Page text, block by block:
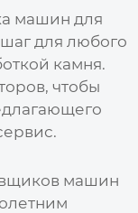
машин для
для любого
камня.
чтобы
машин